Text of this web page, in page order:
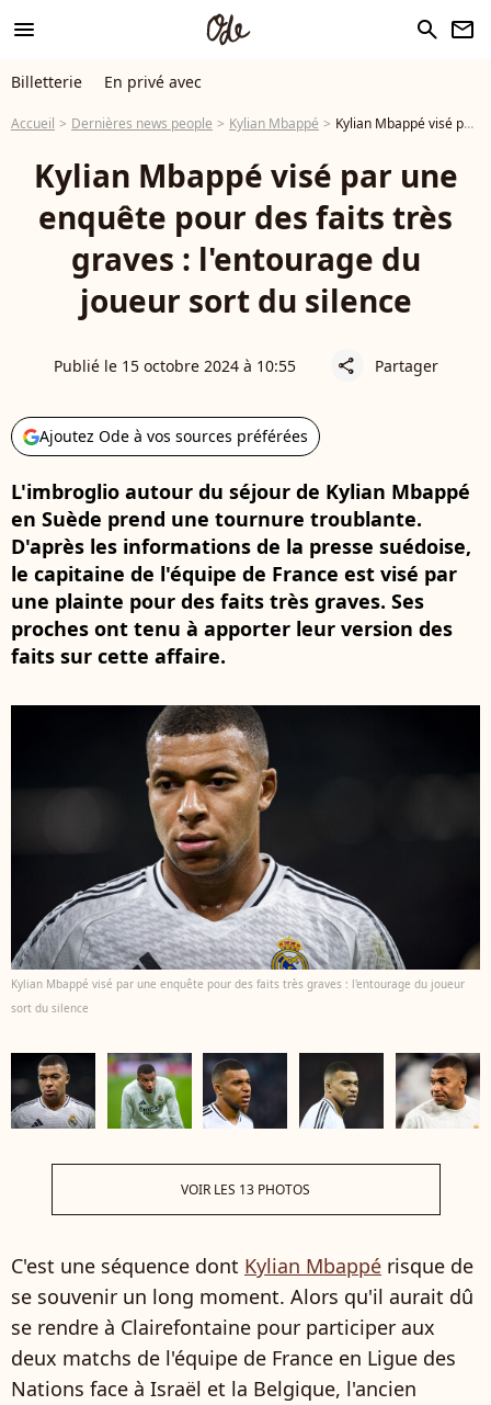
menu search newsletter
Billetterie En privé avec
Accueil Dernières news people Kylian Mbappé Kylian Mbappé visé par une enquête pour des faits très graves : l'entourage du joueur sort du silence
Kylian Mbappé visé par une
enquête pour des faits très
graves : l'entourage du
joueur sort du silence
Publié le 15 octobre 2024 à 10:55 share Partager
Ajoutez Ode à vos sources préférées
L'imbroglio autour du séjour de Kylian Mbappé
en Suède prend une tournure troublante.
D'après les informations de la presse suédoise,
le capitaine de l'équipe de France est visé par
une plainte pour des faits très graves. Ses
proches ont tenu à apporter leur version des
faits sur cette affaire.
Kylian Mbappé visé par une enquête pour des faits très graves : l'entourage du joueur
sort du silence
VOIR LES 13 PHOTOS
C'est une séquence dont Kylian Mbappé risque de
se souvenir un long moment. Alors qu'il aurait dû
se rendre à Clairefontaine pour participer aux
deux matchs de l'équipe de France en Ligue des
Nations face à Israël et la Belgique, l'ancien